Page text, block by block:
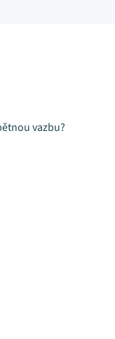
vazbu?